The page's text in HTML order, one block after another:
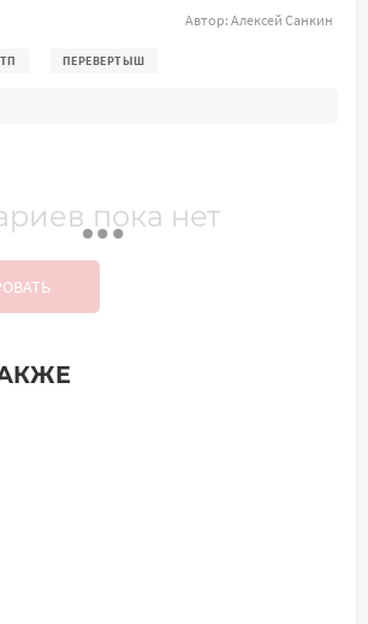
ПЕРЕВЕРТЫШ
Автор: Алексей Санкин
пока нет